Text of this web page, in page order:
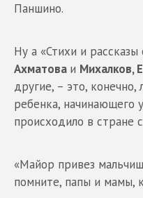
Паншино.
Ну а «Стихи и
Ахматова и Михалков,
другие, – это, конечно,
ребенка, начинающего
происходило в стране
«Майор привез
помните, папы и мамы,